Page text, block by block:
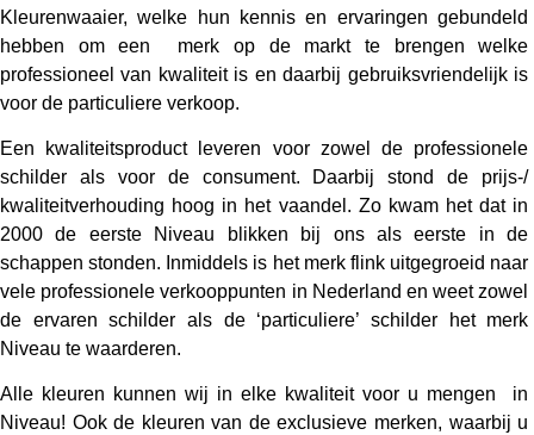
Kleurenwaaier, welke hun kennis en ervaringen gebundeld
hebben om een merk op de markt te brengen welke
professioneel van kwaliteit is en daarbij gebruiksvriendelijk is
voor de particuliere verkoop.
Een kwaliteitsproduct leveren voor zowel de professionele
schilder als voor de consument. Daarbij stond de prijs-/
kwaliteitverhouding hoog in het vaandel. Zo kwam het dat in
2000 de eerste Niveau blikken bij ons als eerste in de
schappen stonden. Inmiddels is het merk flink uitgegroeid naar
vele professionele verkooppunten in Nederland en weet zowel
de ervaren schilder als de ‘particuliere’ schilder het merk
Niveau te waarderen.
Alle kleuren kunnen wij in elke kwaliteit voor u mengen in
Niveau! Ook de kleuren van de exclusieve merken, waarbij u